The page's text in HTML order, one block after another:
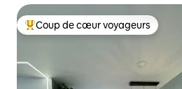
Coups de cœur voyageurs les
Coup de cœur voyageurs